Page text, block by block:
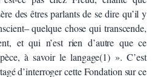
des êtres parlants de se dire qu’il y
quelque chose qui transcende,
et qui n’est rien d’autre que ce
à savoir le langage(1) ». C’est
d’interroger cette Fondation sur ce